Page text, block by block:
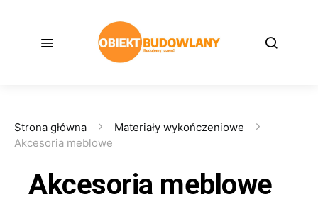
Strona główna
Materiały wykończeniowe
Akcesoria meblowe
Akcesoria meblowe